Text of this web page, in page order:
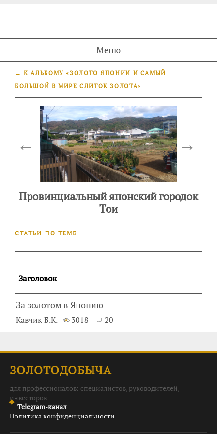
Меню
← К АЛЬБОМУ «ЗОЛОТО ЯПОНИИ И САМЫЙ
БОЛЬШОЙ В МИРЕ СЛИТОК ЗОЛОТА»
← →
Провинциальный японский городок
Тои
СТАТЬИ ПО ТЕМЕ
Заголовок
За золотом в Японию
Кавчик Б.К. 3018 20
ЗОЛОТОДОБЫЧА
для профессионалов: специалистов, руководителей,
инвесторов
Telegram-канал
Политика конфиденциальности